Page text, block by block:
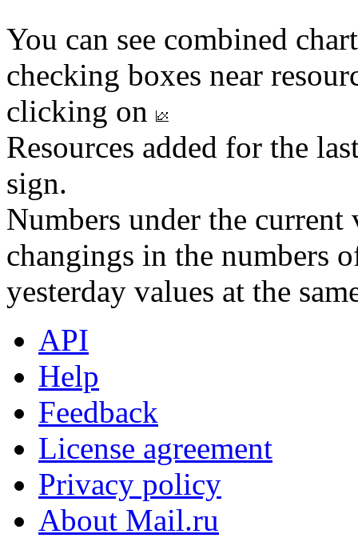
You can see combined
checking boxes near
clicking on
Resources added for the
sign.
Numbers under the
changings in the numbers
yesterday values at the
API
Help
Feedback
License agreement
Privacy policy
About Mail.ru